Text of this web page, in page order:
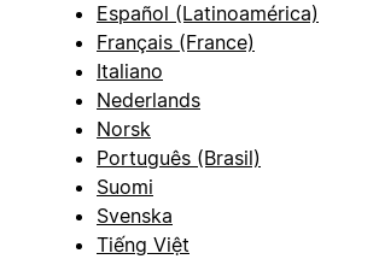
Español (Latinoamérica)
Français (France)
Italiano
Nederlands
Norsk
Português (Brasil)
Suomi
Svenska
Tiếng Việt